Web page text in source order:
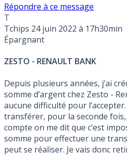
Répondre à ce message
T
Tchips 24 juin 2022 à 17h30min
Épargnant
ZESTO - RENAULT BANK
Depuis plusieurs années, j’ai
somme d’argent chez Zesto -
aucune difficulté pour
transférer, pour la seconde
compte on me dit que c’est
somme pour effectuer une
peut se réaliser. Je vais donc